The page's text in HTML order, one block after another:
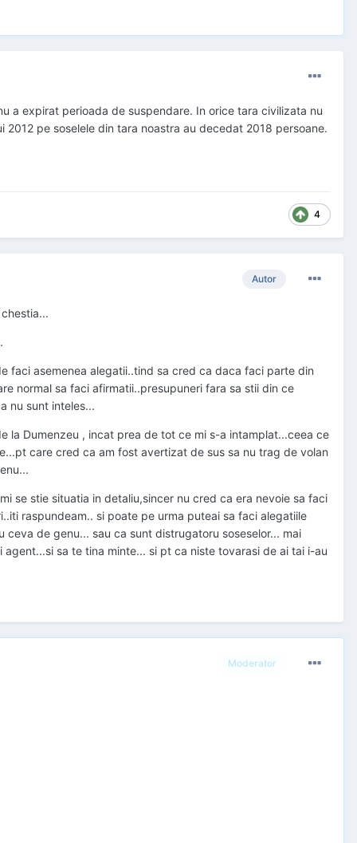
a expirat perioada de suspendare. In orice tara civilizata nu
pe soselele din tara noastra au decedat 2018 persoane.
4
Autor
faci asemenea alegatii..tind sa cred ca daca faci parte din
normal sa faci afirmatii..presupuneri fara sa stii din ce
nu sunt inteles...
la Dumenzeu , incat prea de tot ce mi s-a intamplat...ceea ce
care cred ca am fost avertizat de sus sa nu trag de volan
se stie situatia in detaliu,sincer nu cred ca era nevoie sa faci
raspundeam.. si poate pe urma puteai sa faci alegatiile
de genu... sau ca sunt distrugatoru soseselor... mai
sa te tina minte... si pt ca niste tovarasi de ai tai i-au
Moderator